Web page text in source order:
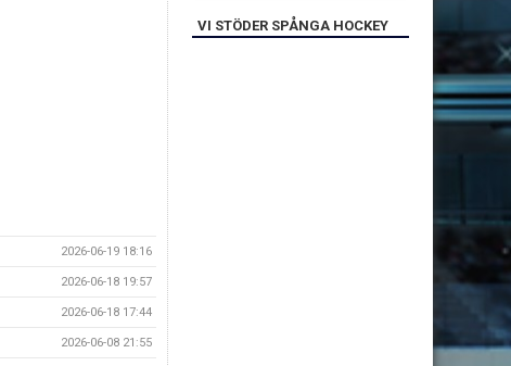
2026-06-19 18:16
2026-06-18 19:57
2026-06-18 17:44
2026-06-08 21:55
VI STÖDER SPÅNGA HOCKEY